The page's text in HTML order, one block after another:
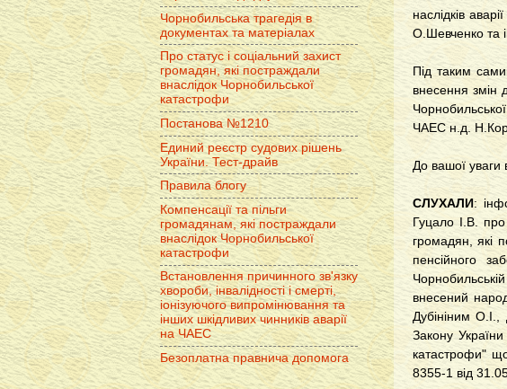
наслідків
О.Шевченко та
Під таким
внесення змін
ЧАЕС н.д.
До вашої уваги
СЛУХАЛИ:
Гуцало І.В.
громадян, які
пенсійного
внесений
Дубініним
Закону
катастрофи"
8355-1 від
Чорнобильська трагедія в
документах та матеріалах
Про статус і соціальний захист
громадян, які постраждали
внаслідок Чорнобильської
катастрофи
Постанова №1210
Единий реєстр судових рішень
України. Тест-драйв
Правила блогу
Компенсації та пільги
громадянам, які постраждали
внаслідок Чорнобильської
катастрофи
Встановлення причинного зв'язку
хвороби, інвалідності і смерті,
іонізуючого випромінювання та
інших шкідливих чинників аварії
на ЧАЕС
Безоплатна правнича допомога